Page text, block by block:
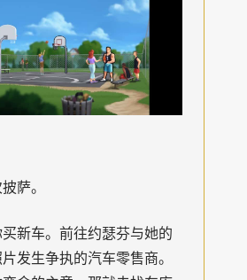
萨。
新车。前往约瑟芬与她的
发生争执的汽车零售商。